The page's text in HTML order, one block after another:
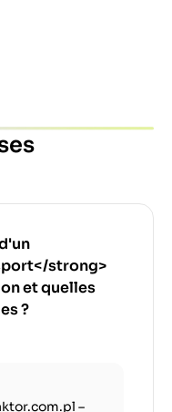
strong>
et quelles
?
–